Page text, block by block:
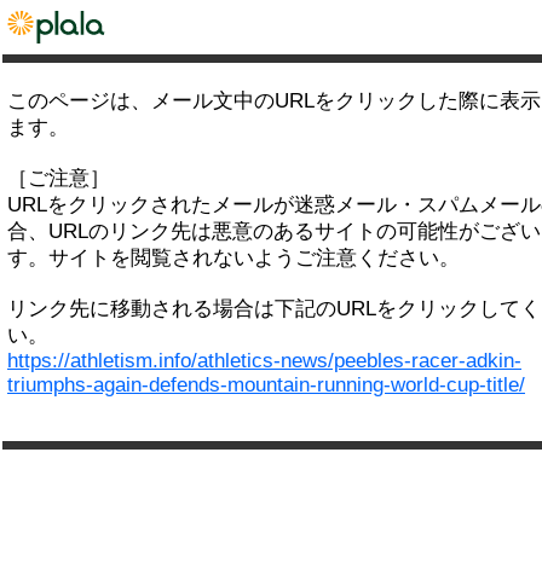
このページは、メール文中のURLをクリックした際に表
ます。
［ご注意］
URLをクリックされたメールが迷惑メール・スパムメー
合、URLのリンク先は悪意のあるサイトの可能性がござ
す。サイトを閲覧されないようご注意ください。
リンク先に移動される場合は下記のURLをクリックして
い。
https://athletism.info/athletics-news/peebles-racer-adkin-
triumphs-again-defends-mountain-running-world-cup-title/